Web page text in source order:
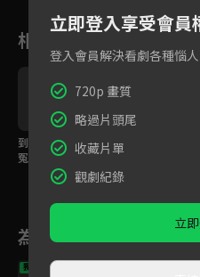
2 3
相關花絮
到底是哪個狠角色，讓
冤案戰神聞聲就躲？
為您推薦
獨家
立即登入享受會員
登入會員解決看劇各種惱
720p 畫質
略過片頭尾
收藏片單
觀劇紀錄
立